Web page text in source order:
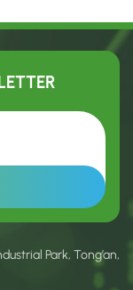
Park, Tong’an,